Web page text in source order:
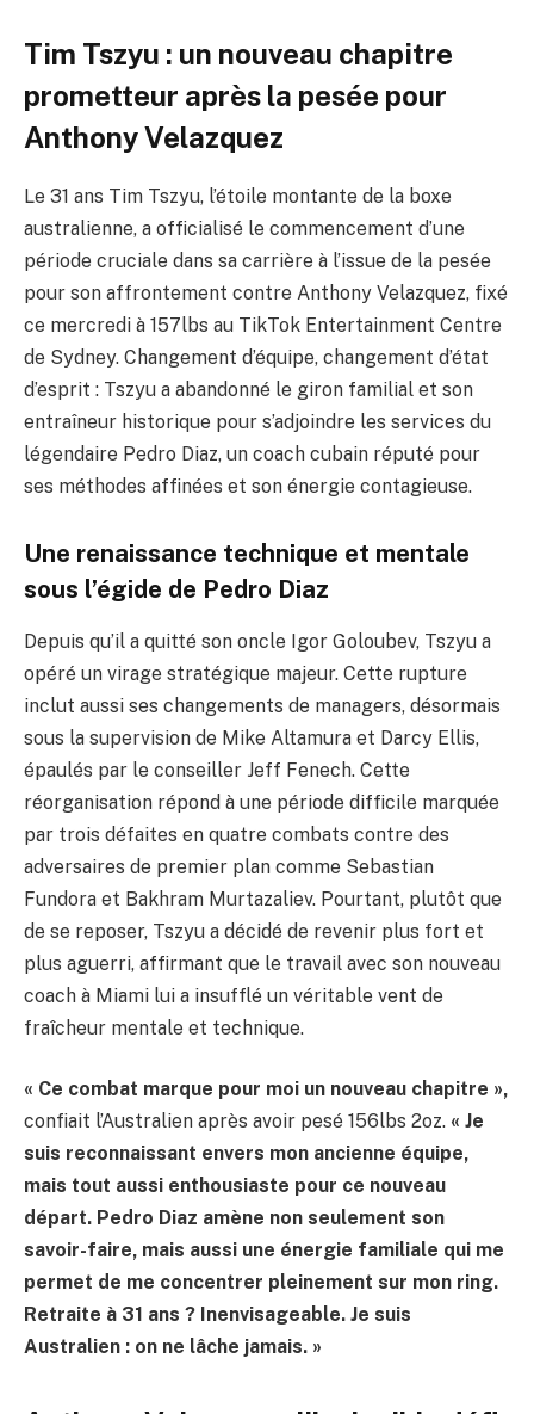
Tim Tszyu : un nouveau chapitre
prometteur après la pesée pour
Anthony Velazquez
Le 31 ans Tim Tszyu, l’étoile montante de la boxe
australienne, a officialisé le commencement d’une
période cruciale dans sa carrière à l’issue de la pesée
pour son affrontement contre Anthony Velazquez, fixé
ce mercredi à 157lbs au TikTok Entertainment Centre
de Sydney. Changement d’équipe, changement d’état
d’esprit : Tszyu a abandonné le giron familial et son
entraîneur historique pour s’adjoindre les services du
légendaire Pedro Diaz, un coach cubain réputé pour
ses méthodes affinées et son énergie contagieuse.
Une renaissance technique et mentale
sous l’égide de Pedro Diaz
Depuis qu’il a quitté son oncle Igor Goloubev, Tszyu a
opéré un virage stratégique majeur. Cette rupture
inclut aussi ses changements de managers, désormais
sous la supervision de Mike Altamura et Darcy Ellis,
épaulés par le conseiller Jeff Fenech. Cette
réorganisation répond à une période difficile marquée
par trois défaites en quatre combats contre des
adversaires de premier plan comme Sebastian
Fundora et Bakhram Murtazaliev. Pourtant, plutôt que
de se reposer, Tszyu a décidé de revenir plus fort et
plus aguerri, affirmant que le travail avec son nouveau
coach à Miami lui a insufflé un véritable vent de
fraîcheur mentale et technique.
« Ce combat marque pour moi un nouveau chapitre »,
confiait l’Australien après avoir pesé 156lbs 2oz. « Je
suis reconnaissant envers mon ancienne équipe,
mais tout aussi enthousiaste pour ce nouveau
départ. Pedro Diaz amène non seulement son
savoir-faire, mais aussi une énergie familiale qui me
permet de me concentrer pleinement sur mon ring.
Retraite à 31 ans ? Inenvisageable. Je suis
Australien : on ne lâche jamais. »